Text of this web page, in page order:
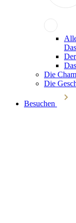
Die
Die
Besuchen